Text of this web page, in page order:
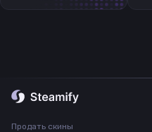
Продать скины